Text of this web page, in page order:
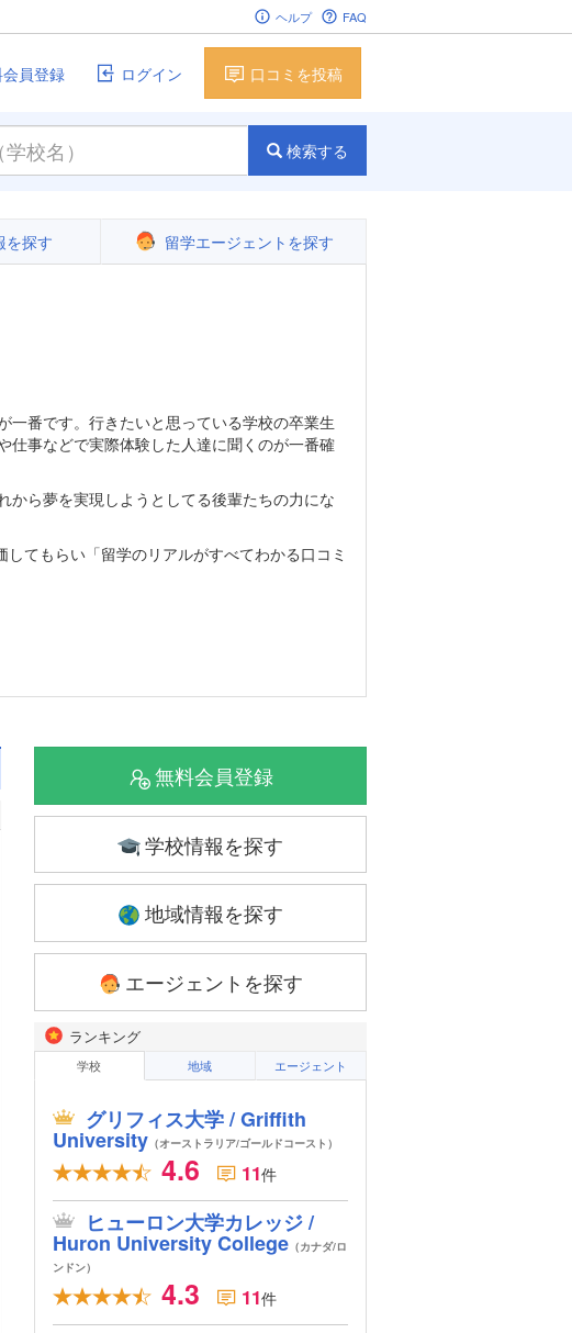
ヘルプ FAQ
員登録 ログイン 口コミを投稿
検索する
を探す 留学エージェントを探す
番です。行きたいと思っている学校の卒業生
仕事などで実際体験した人達に聞くのが一番確
ら夢を実現しようとしてる後輩たちの力にな
てもらい「留学のリアルがすべてわかる口コミ
無料会員登録
学校情報を探す
地域情報を探す
エージェントを探す
ランキング
学校 地域 エージェント
グリフィス大学 / Griffith
University（オーストラリア/ゴールドコースト）
4.6 11件
ヒューロン大学カレッジ /
Huron University College（カナダ/ロ
ンドン）
4.3 11件